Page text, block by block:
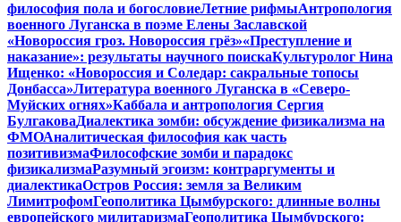
философия пола и богословиеЛетние рифмыАнтропология
военного Луганска в поэме Елены Заславской
«Новороссия гроз. Новороссия грёз»«Преступление и
наказание»: результаты научного поискаКультуролог Нина
Ищенко: «Новороссия и Соледар: сакральные топосы
Донбасса»Литература военного Луганска в «Северо-
Муйских огнях»Каббала и антропология Сергия
БулгаковаДиалектика зомби: обсуждение физикализма на
ФМОАналитическая философия как часть
позитивизмаФилософские зомби и парадокс
физикализмаРазумный эгоизм: контраргументы и
диалектикаОстров Россия: земля за Великим
ЛимитрофомГеополитика Цымбурского: длинные волны
европейского милитаризмаГеополитика Цымбурского: